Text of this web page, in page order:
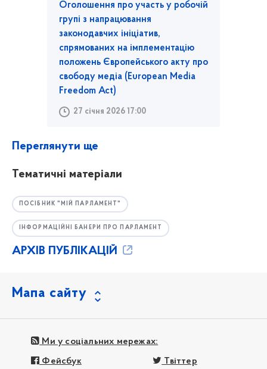
Оголошення про участь у робочій
групі з напрацювання
законодавчих ініціатив,
спрямованих на імплементацію
положень Європейського акту про
свободу медіа (European Media
Freedom Act)
27 січня 2026 17:00
Переглянути ще
Тематичні матеріали
ПОСІБНИК "МІЙ ПАРЛАМЕНТ"
ІНФОРМАЦІЙНІ БАНЕРИ ПРО ПАРЛАМЕНТ
АРХІВ ПУБЛІКАЦІЙ
Мапа сайту
Ми у соціальних мережах:
Фейсбук Твіттер